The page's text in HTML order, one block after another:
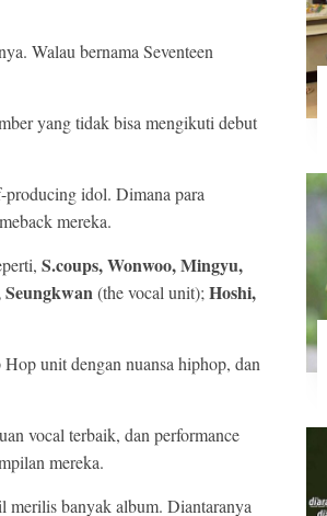
Walau bernama Seventeen
yang tidak bisa mengikuti debut
producing idol. Dimana para
mereka.
S.coups, Wonwoo, Mingyu,
Seungkwan(the vocal unit); Hoshi,
unit dengan nuansa hiphop, dan
vocal terbaik, dan performance
mereka.
merilis banyak album. Diantaranya